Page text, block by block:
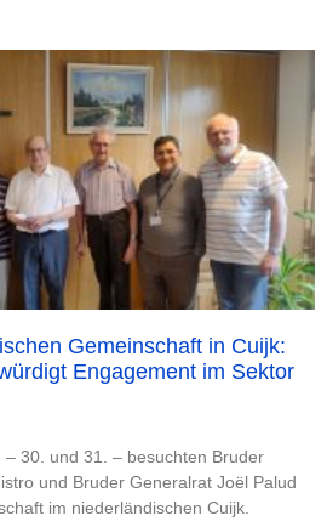
Gemeinschaft in Cuijk:
Engagement im Sektor
30. und 31. – besuchten Bruder
und Bruder Generalrat Joël Palud
im niederländischen Cuijk.